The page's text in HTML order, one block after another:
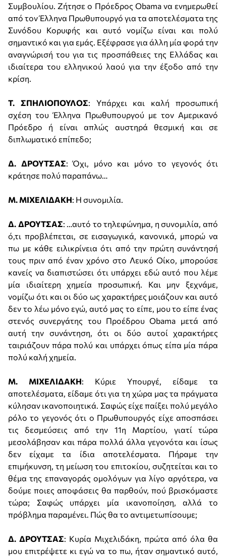
Συμβουλίου. Ζήτησε ο Πρόεδρος Obama να ενημερωθεί
από τον Έλληνα Πρωθυπουργό για τα αποτελέσματα της
Συνόδου Κορυφής και αυτό νομίζω είναι και πολύ
σημαντικό και για εμάς. Εξέφρασε για άλλη μία φορά την
αναγνώρισή του για τις προσπάθειες της Ελλάδας και
ιδιαίτερα του ελληνικού λαού για την έξοδο από την
κρίση.
Τ. ΣΠΗΛΙΟΠΟΥΛΟΣ: Υπάρχει και καλή προσωπική
σχέση του Έλληνα Πρωθυπουργού με τον Αμερικανό
Πρόεδρο ή είναι απλώς αυστηρά θεσμική και σε
διπλωματικό επίπεδο;
Δ. ΔΡΟΥΤΣΑΣ: Όχι, μόνο και μόνο το γεγονός ότι
κράτησε πολύ παραπάνω…
Μ. ΜΙΧΕΛΙΔΑΚΗ: Η συνομιλία.
Δ. ΔΡΟΥΤΣΑΣ: …αυτό το τηλεφώνημα, η συνομιλία, από
ό,τι προβλέπεται, σε εισαγωγικά, κανονικά, μπορώ να
πω με κάθε ειλικρίνεια ότι από την πρώτη συνάντησή
τους πριν από έναν χρόνο στο Λευκό Οίκο, μπορούσε
κανείς να διαπιστώσει ότι υπάρχει εδώ αυτό που λέμε
μία ιδιαίτερη χημεία προσωπική. Και μην ξεχνάμε,
νομίζω ότι και οι δύο ως χαρακτήρες μοιάζουν και αυτό
δεν το λέω μόνο εγώ, αυτό μας το είπε, μου το είπε ένας
στενός συνεργάτης του Προέδρου Obama μετά από
αυτή την συνάντηση, ότι οι δύο αυτοί χαρακτήρες
ταιριάζουν πάρα πολύ και υπάρχει όπως είπα μία πάρα
πολύ καλή χημεία.
Μ. ΜΙΧΕΛΙΔΑΚΗ: Κύριε Υπουργέ, είδαμε τα
αποτελέσματα, είδαμε ότι για τη χώρα μας τα πράγματα
κύλησαν ικανοποιητικά. Σαφώς είχε παίξει πολύ μεγάλο
ρόλο το γεγονός ότι ο Πρωθυπουργός είχε αποσπάσει
τις δεσμεύσεις από την 11η Μαρτίου, γιατί τώρα
μεσολάβησαν και πάρα πολλά άλλα γεγονότα και ίσως
δεν είχαμε τα ίδια αποτελέσματα. Πήραμε την
επιμήκυνση, τη μείωση του επιτοκίου, συζητείται και το
θέμα της επαναγοράς ομολόγων για λίγο αργότερα, να
δούμε ποιες αποφάσεις θα παρθούν, πού βρισκόμαστε
τώρα; Σαφώς υπάρχει μία ικανοποίηση, αλλά το
πρόβλημα παραμένει. Πώς θα το αντιμετωπίσουμε;
Δ. ΔΡΟΥΤΣΑΣ: Κυρία Μιχελιδάκη, πρώτα από όλα θα
μου επιτρέψετε κι εγώ να το πω, ήταν σημαντικό αυτό,